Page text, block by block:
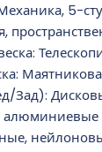
5-
Зад):
алюминиевые